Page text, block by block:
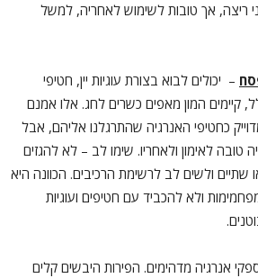
ריצה, אך טובות לשימוש לאחריה, למשל
– יכולים לבוא בצורת עוגיות יין, חטיפי
קיימים המון מאפים כשרים לחג. אלו אמנם
כחטיפי האנרגיה שהתרגלנו אליהם, אבל
טובה לאימון ולאחריו. שימו לב – לא להגזים
ולשים לב לרשימת הרכיבים. הכוונה היא
ולא להכביד עם חטיפים ועוגיות
אנרגיה מדהימים. הפירות היבשים קלים